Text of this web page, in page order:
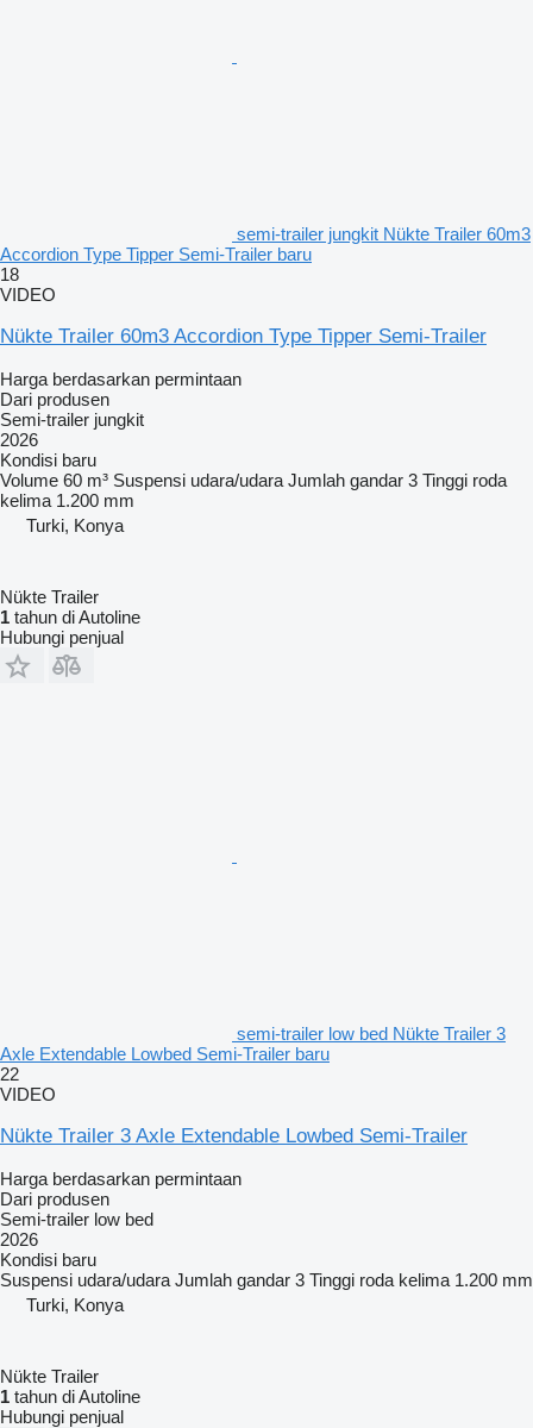
semi-trailer jungkit Nükte Trailer 60m3
Accordion Type Tipper Semi-Trailer baru
18
VIDEO
Nükte Trailer 60m3 Accordion Type Tipper Semi-Trailer
Harga berdasarkan permintaan
Dari produsen
Semi-trailer jungkit
2026
Kondisi baru
Volume 60 m³ Suspensi udara/udara Jumlah gandar 3 Tinggi roda
kelima 1.200 mm
Turki, Konya
Nükte Trailer
1 tahun di Autoline
Hubungi penjual
semi-trailer low bed Nükte Trailer 3
Axle Extendable Lowbed Semi-Trailer baru
22
VIDEO
Nükte Trailer 3 Axle Extendable Lowbed Semi-Trailer
Harga berdasarkan permintaan
Dari produsen
Semi-trailer low bed
2026
Kondisi baru
Suspensi udara/udara Jumlah gandar 3 Tinggi roda kelima 1.200 mm
Turki, Konya
Nükte Trailer
1 tahun di Autoline
Hubungi penjual